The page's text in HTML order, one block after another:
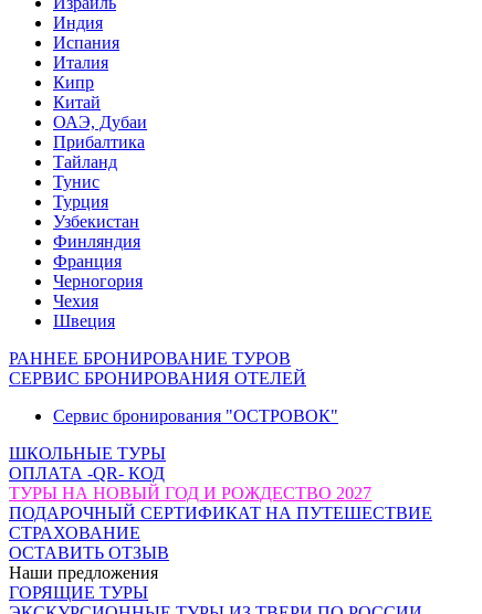
Индия
Испания
Италия
Кипр
Китай
ОАЭ, Дубаи
Прибалтика
Тайланд
Тунис
Турция
Узбекистан
Финляндия
Франция
Черногория
Чехия
Швеция
РАННЕЕ БРОНИРОВАНИЕ ТУРОВ
СЕРВИС БРОНИРОВАНИЯ ОТЕЛЕЙ
Сервис бронирования "ОСТРОВОК"
ШКОЛЬНЫЕ ТУРЫ
ОПЛАТА -QR- КОД
ТУРЫ НА НОВЫЙ ГОД И РОЖДЕСТВО 2027
ПОДАРОЧНЫЙ СЕРТИФИКАТ НА ПУТЕШЕСТВИЕ
СТРАХОВАНИЕ
ОСТАВИТЬ ОТЗЫВ
Наши предложения
ГОРЯЩИЕ ТУРЫ